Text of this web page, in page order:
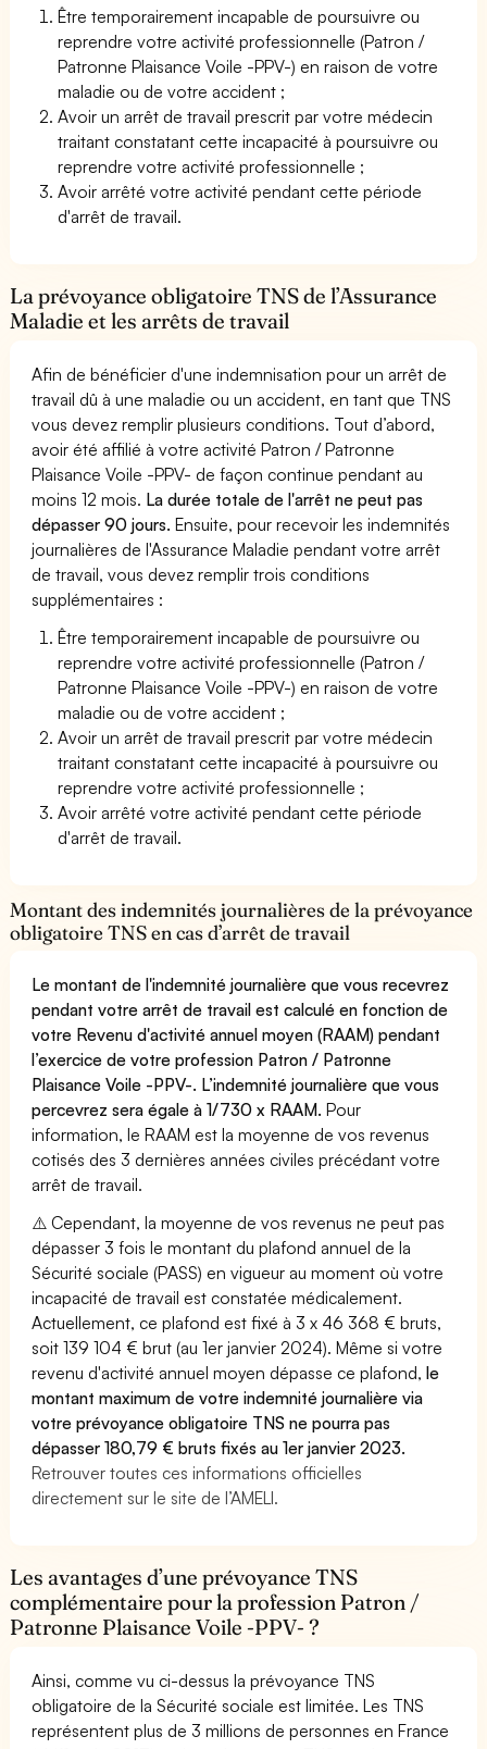
Être temporairement incapable de poursuivre ou
reprendre votre activité professionnelle (Patron /
Patronne Plaisance Voile -PPV-) en raison de votre
maladie ou de votre accident ;
Avoir un arrêt de travail prescrit par votre médecin
traitant constatant cette incapacité à poursuivre ou
reprendre votre activité professionnelle ;
Avoir arrêté votre activité pendant cette période
d'arrêt de travail.
La prévoyance obligatoire TNS de l’Assurance
Maladie et les arrêts de travail
Afin de bénéficier d'une indemnisation pour un arrêt de
travail dû à une maladie ou un accident, en tant que TNS
vous devez remplir plusieurs conditions. Tout d’abord,
avoir été affilié à votre activité Patron / Patronne
Plaisance Voile -PPV- de façon continue pendant au
moins 12 mois. La durée totale de l'arrêt ne peut pas
dépasser 90 jours. Ensuite, pour recevoir les indemnités
journalières de l'Assurance Maladie pendant votre arrêt
de travail, vous devez remplir trois conditions
supplémentaires :
Être temporairement incapable de poursuivre ou
reprendre votre activité professionnelle (Patron /
Patronne Plaisance Voile -PPV-) en raison de votre
maladie ou de votre accident ;
Avoir un arrêt de travail prescrit par votre médecin
traitant constatant cette incapacité à poursuivre ou
reprendre votre activité professionnelle ;
Avoir arrêté votre activité pendant cette période
d'arrêt de travail.
Montant des indemnités journalières de la prévoyance
obligatoire TNS en cas d’arrêt de travail
Le montant de l'indemnité journalière que vous recevrez
pendant votre arrêt de travail est calculé en fonction de
votre Revenu d'activité annuel moyen (RAAM) pendant
l’exercice de votre profession Patron / Patronne
Plaisance Voile -PPV-. L’indemnité journalière que vous
percevrez sera égale à 1/730 x RAAM. Pour
information, le RAAM est la moyenne de vos revenus
cotisés des 3 dernières années civiles précédant votre
arrêt de travail.
⚠️ Cependant, la moyenne de vos revenus ne peut pas
dépasser 3 fois le montant du plafond annuel de la
Sécurité sociale (PASS) en vigueur au moment où votre
incapacité de travail est constatée médicalement.
Actuellement, ce plafond est fixé à 3 x 46 368 € bruts,
soit 139 104 € brut (au 1er janvier 2024). Même si votre
revenu d'activité annuel moyen dépasse ce plafond,le
montant maximum de votre indemnité journalière via
votre prévoyance obligatoire TNS ne pourra pas
dépasser 180,79 € bruts fixés au 1er janvier 2023.
Retrouver toutes ces informations officielles
directement sur le site de l’AMELI.
Les avantages d’une prévoyance TNS
complémentaire pour la profession Patron /
Patronne Plaisance Voile -PPV- ?
Ainsi, comme vu ci-dessus la prévoyance TNS
obligatoire de la Sécurité sociale est limitée. Les TNS
représentent plus de 3 millions de personnes en France